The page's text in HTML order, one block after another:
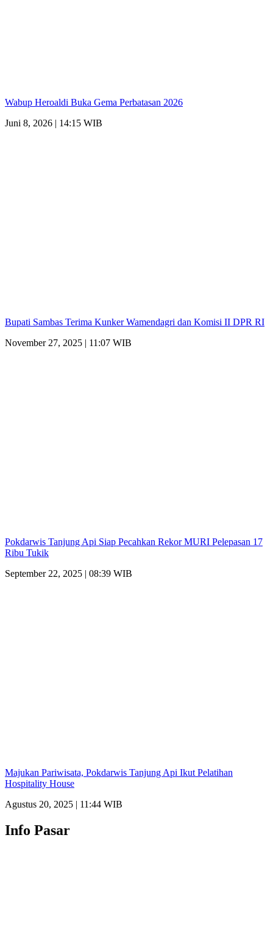
Wabup Heroaldi Buka Gema Perbatasan 2026
Juni 8, 2026 | 14:15 WIB
Bupati Sambas Terima Kunker Wamendagri dan Komisi II DPR RI
November 27, 2025 | 11:07 WIB
Pokdarwis Tanjung Api Siap Pecahkan Rekor MURI Pelepasan 17
Ribu Tukik
September 22, 2025 | 08:39 WIB
Majukan Pariwisata, Pokdarwis Tanjung Api Ikut Pelatihan
Hospitality House
Agustus 20, 2025 | 11:44 WIB
Info Pasar